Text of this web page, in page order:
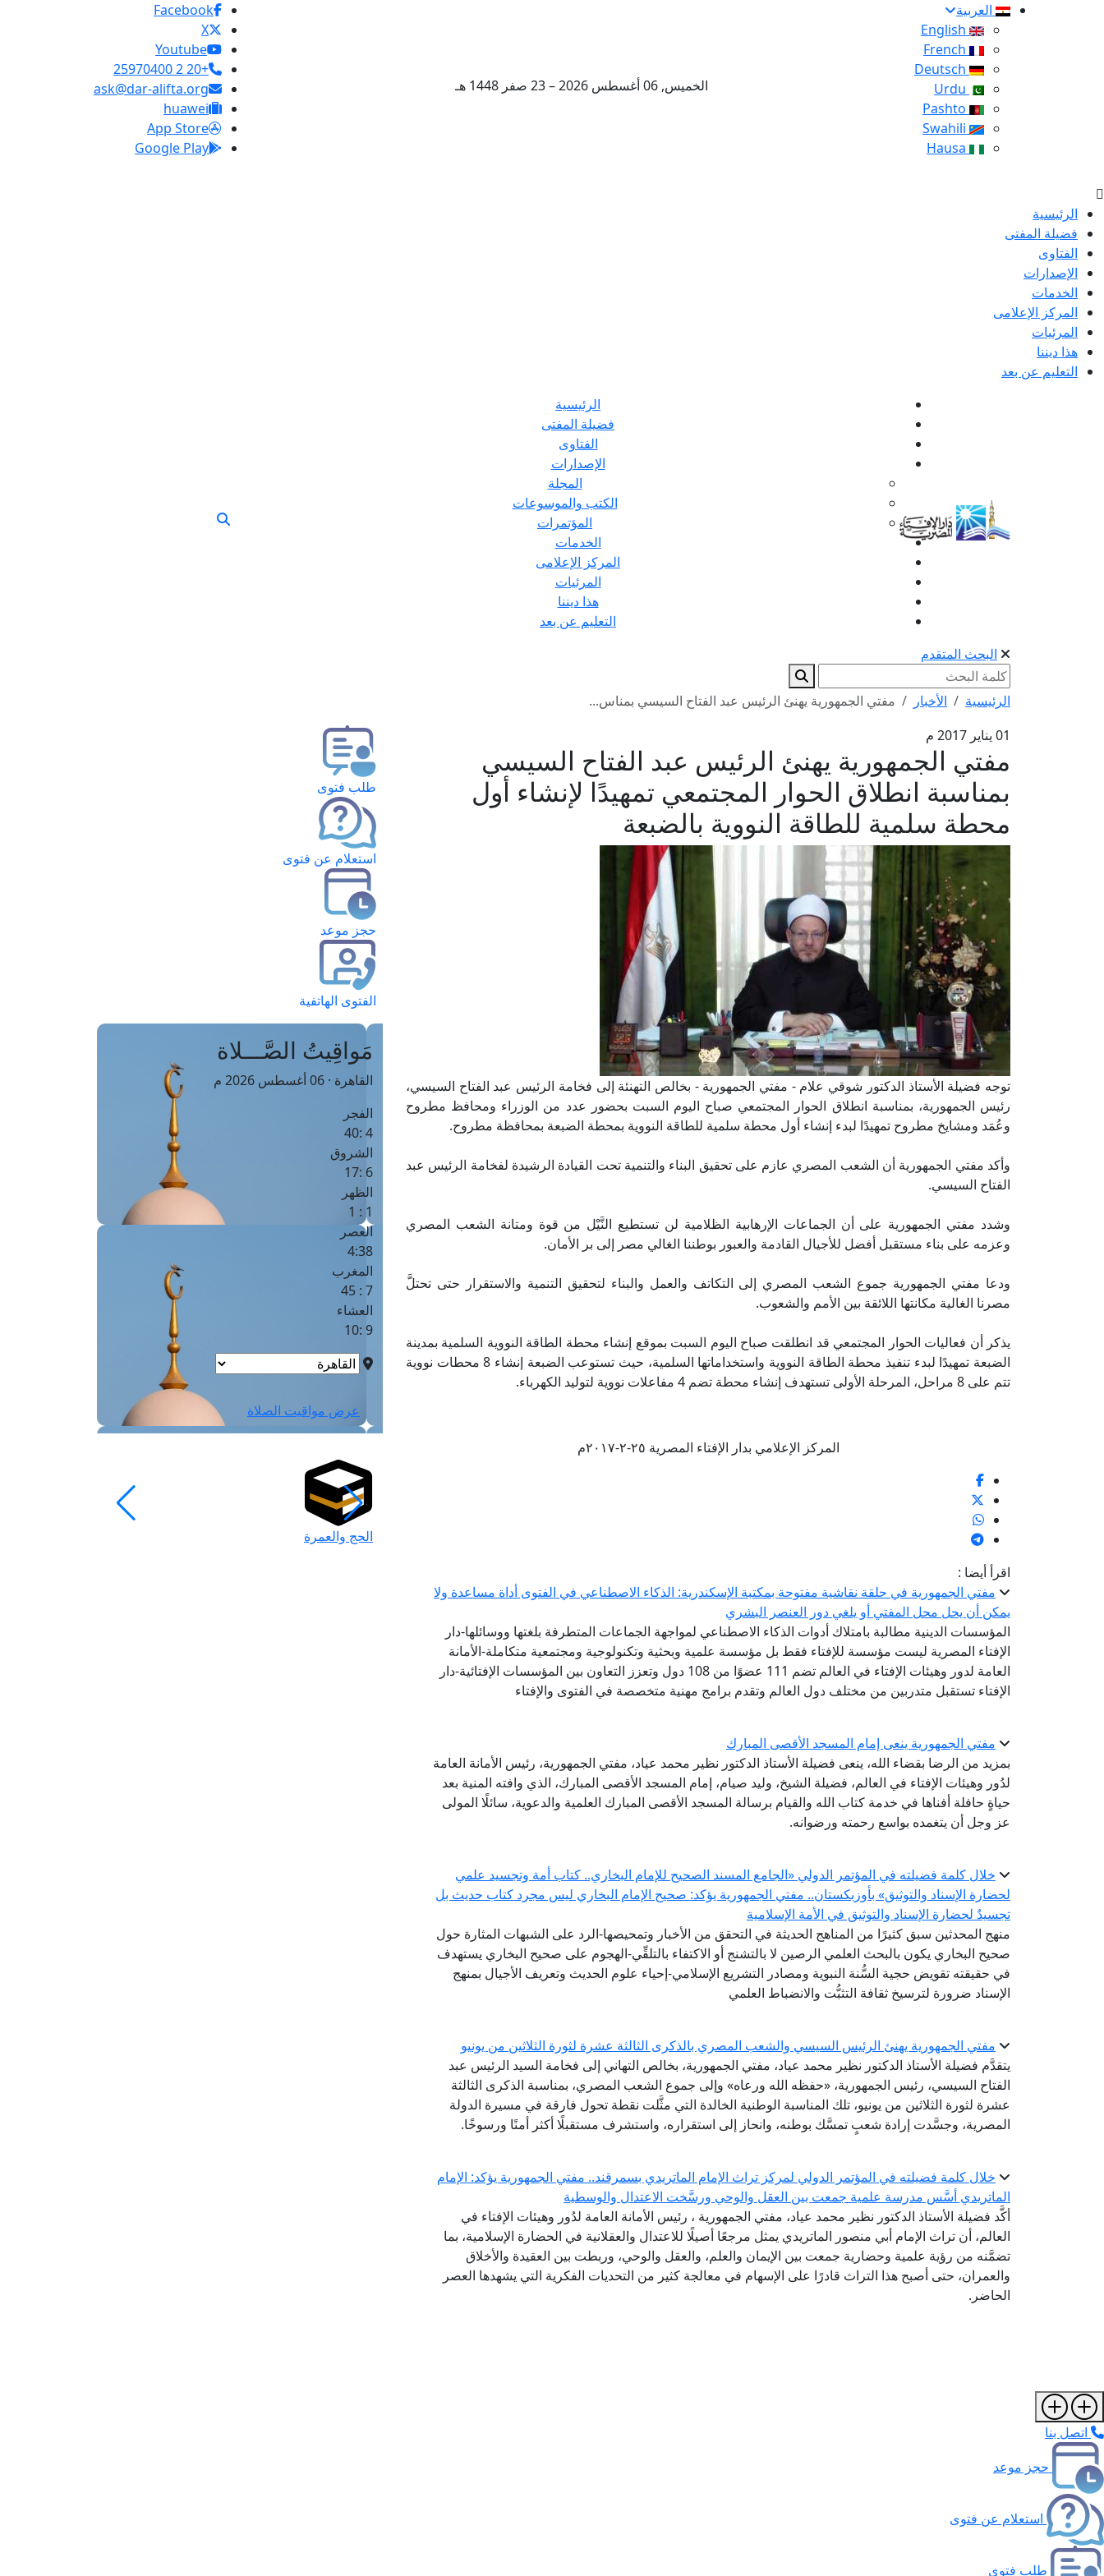
العربية
الخميس, 06 أغسطس 2026 – 23 صفر 1448 هـ
Facebook
X
Youtube
+20 2 25970400
ask@dar-alifta.org
huawei
App Store
Google Play
الرئيسية
فضيلة المفتى
الفتاوى
الإصدارات
الخدمات
المركز الإعلامى
المرئيات
هذا ديننا
التعليم عن بعد
الرئيسية
فضيلة المفتى
الفتاوى
الإصدارات
المجلة
الكتب والموسوعات
المؤتمرات
الخدمات
المركز الإعلامى
المرئيات
هذا ديننا
التعليم عن بعد
البحث المتقدم
الرئيسية الأخبار
مفتي الجمهورية يهنئ الرئيس عبد الفتاح السيسي بمناس...
01 يناير 2017 م
مفتي الجمهورية يهنئ الرئيس عبد الفتاح السيسي
بمناسبة انطلاق الحوار المجتمعي تمهيدًا لإنشاء أول
محطة سلمية للطاقة النووية بالضبعة
توجه فضيلة الأستاذ الدكتور شوقي علام - مفتي الجمهورية - بخالص التهنئة إلى فخامة الرئيس عبد الفتاح السيسي،
رئيس الجمهورية، بمناسبة انطلاق الحوار المجتمعي صباح اليوم السبت بحضور عدد من الوزراء ومحافظ مطروح
وعُمَد ومشايخ مطروح تمهيدًا لبدء إنشاء أول محطة سلمية للطاقة النووية بمحطة الضبعة بمحافظة مطروح.
وأكد مفتي الجمهورية أن الشعب المصري عازم على تحقيق البناء والتنمية تحت القيادة الرشيدة لفخامة الرئيس عبد
الفتاح السيسي.
وشدد مفتي الجمهورية على أن الجماعات الإرهابية الظلامية لن تستطيع النَّيْل من قوة ومتانة الشعب المصري
وعزمه على بناء مستقبل أفضل للأجيال القادمة والعبور بوطننا الغالي مصر إلى بر الأمان.
ودعا مفتي الجمهورية جموع الشعب المصري إلى التكاتف والعمل والبناء لتحقيق التنمية والاستقرار حتى تحتلَّ
مصرنا الغالية مكانتها اللائقة بين الأمم والشعوب.
يذكر أن فعاليات الحوار المجتمعي قد انطلقت صباح اليوم السبت بموقع إنشاء محطة الطاقة النووية السلمية بمدينة
الضبعة تمهيدًا لبدء تنفيذ محطة الطاقة النووية واستخداماتها السلمية، حيث تستوعب الضبعة إنشاء 8 محطات نووية
تتم على 8 مراحل، المرحلة الأولى تستهدف إنشاء محطة تضم 4 مفاعلات نووية لتوليد الكهرباء.
المركز الإعلامي بدار الإفتاء المصرية ٢٥-٢-٢٠١٧م
اقرأ أيضا :
مفتي الجمهورية في حلقة نقاشية مفتوحة بمكتبة الإسكندرية: الذكاء الاصطناعي في الفتوى أداة مساعدة ولا
يمكن أن يحل محل المفتي أو يلغي دور العنصر البشري
المؤسسات الدينية مطالبة بامتلاك أدوات الذكاء الاصطناعي لمواجهة الجماعات المتطرفة بلغتها ووسائلها-دار
الإفتاء المصرية ليست مؤسسة للإفتاء فقط بل مؤسسة علمية وبحثية وتكنولوجية ومجتمعية متكاملة-الأمانة
العامة لدور وهيئات الإفتاء في العالم تضم 111 عضوًا من 108 دول وتعزز التعاون بين المؤسسات الإفتائية-دار
الإفتاء تستقبل متدربين من مختلف دول العالم وتقدم برامج مهنية متخصصة في الفتوى والإفتاء
مفتي الجمهورية ينعى إمام المسجد الأقصى المبارك
بمزيد من الرضا بقضاء الله، ينعى فضيلة الأستاذ الدكتور نظير محمد عياد، مفتي الجمهورية، رئيس الأمانة العامة
لدُور وهيئات الإفتاء في العالم، فضيلة الشيخ، وليد صيام، إمام المسجد الأقصى المبارك، الذي وافته المنية بعد
حياةٍ حافلة أفناها في خدمة كتاب الله والقيام برسالة المسجد الأقصى المبارك العلمية والدعوية، سائلًا المولى
عز وجل أن يتغمده بواسع رحمته ورضوانه.
خلال كلمة فضيلته في المؤتمر الدولي «الجامع المسند الصحيح للإمام البخاري.. كتاب أمة وتجسيد علمي
لحضارة الإسناد والتوثيق» بأوزبكستان.. مفتي الجمهورية يؤكد: صحيح الإمام البخاري ليس مجرد كتاب حديث بل
تجسيدٌ لحضارة الإسناد والتوثيق في الأمة الإسلامية
منهج المحدثين سبق كثيرًا من المناهج الحديثة في التحقق من الأخبار وتمحيصها-الرد على الشبهات المثارة حول
صحيح البخاري يكون بالبحث العلمي الرصين لا بالتشنج أو الاكتفاء بالتلقِّي-الهجوم على صحيح البخاري يستهدف
في حقيقته تقويض حجية السُّنة النبوية ومصادر التشريع الإسلامي-إحياء علوم الحديث وتعريف الأجيال بمنهج
الإسناد ضرورة لترسيخ ثقافة التثبُّت والانضباط العلمي
مفتي الجمهورية يهنئ الرئيس السيسي والشعب المصري بالذكرى الثالثة عشرة لثورة الثلاثين من يونيو
يتقدَّم فضيلة الأستاذ الدكتور نظير محمد عياد، مفتي الجمهورية، بخالص التهاني إلى فخامة السيد الرئيس عبد
الفتاح السيسي، رئيس الجمهورية، «حفظه الله ورعاه» وإلى جموع الشعب المصري، بمناسبة الذكرى الثالثة
عشرة لثورة الثلاثين من يونيو، تلك المناسبة الوطنية الخالدة التي مثَّلت نقطة تحول فارقة في مسيرة الدولة
المصرية، وجسَّدت إرادة شعبٍ تمسَّك بوطنه، وانحاز إلى استقراره، واستشرف مستقبلًا أكثر أمنًا ورسوخًا.
خلال كلمة فضيلته في المؤتمر الدولي لمركز تراث الإمام الماتريدي بسمرقند.. مفتي الجمهورية يؤكد: الإمام
الماتريدي أسَّس مدرسة علمية جمعت بين العقل والوحي ورسَّخت الاعتدال والوسطية
أكَّد فضيلة الأستاذ الدكتور نظير محمد عياد، مفتي الجمهورية ، رئيس الأمانة العامة لدُور وهيئات الإفتاء في
العالم، أن تراث الإمام أبي منصور الماتريدي يمثل مرجعًا أصيلًا للاعتدال والعقلانية في الحضارة الإسلامية، بما
تضمَّنه من رؤية علمية وحضارية جمعت بين الإيمان والعلم، والعقل والوحي، وربطت بين العقيدة والأخلاق
والعمران، حتى أصبح هذا التراث قادرًا على الإسهام في معالجة كثير من التحديات الفكرية التي يشهدها العصر
الحاضر.
طلب فتوى
استعلام عن فتوى
حجز موعد
الفتوى الهاتفية
مَواقِيتُ الصَّـــلاة
القاهرة · 06 أغسطس 2026 م
الفجر
4 :40
الشروق
6 :17
الظهر
1 : 1
العصر
4:38
المغرب
7 : 45
العشاء
9 :10
عرض مواقيت الصلاة
الحج والعمرة
اتصل بنا
حجز موعد
استعلام عن فتوى
طلب فتوى